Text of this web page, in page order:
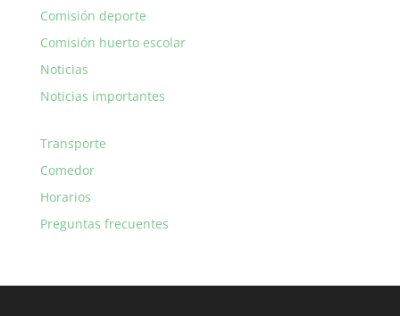
Comisión deporte
Comisión huerto escolar
Noticias
Noticias importantes
Transporte
Comedor
Horarios
Preguntas frecuentes